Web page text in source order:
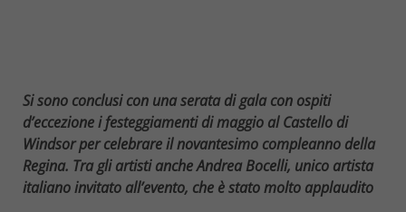
Si sono conclusi con una serata di gala con ospiti
d’eccezione i festeggiamenti di maggio al Castello di
Windsor per celebrare il novantesimo compleanno della
Regina. Tra gli artisti anche Andrea Bocelli, unico artista
italiano invitato all’evento, che è stato molto applaudito